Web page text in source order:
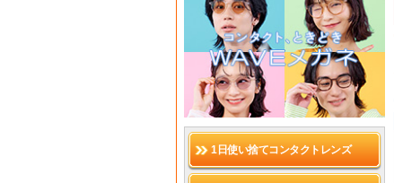
1日使い捨てコンタクトレンズ